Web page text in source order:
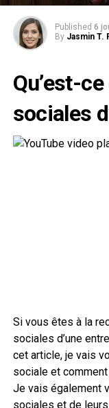
Published 6
By Jasmin T.
Qu’est-
sociales
Si vous êtes à la
sociales d’une
cet article, je vais
sociale et
Je vais également
sociales et de